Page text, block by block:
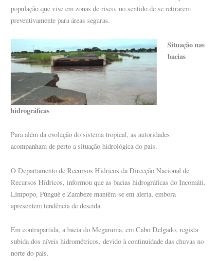
população que vive em zonas de risco, no sentido de se retirarem
preventivamente para áreas seguras.
Situação nas
bacias
hidrográficas
Para além da evolução do sistema tropical, as autoridades
acompanham de perto a situação hidrológica do país.
O Departamento de Recursos Hídricos da Direcção Nacional de
Recursos Hídricos, informou que as bacias hidrográficas do Incomáti,
Limpopo, Púnguè e Zambeze mantêm-se em alerta, embora
apresentem tendência de descida.
Em contrapartida, a bacia do Megaruma, em Cabo Delgado, regista
subida dos níveis hidrométricos, devido à continuidade das chuvas no
norte do país.